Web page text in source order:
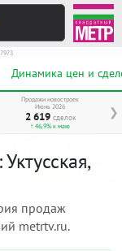
Динамика цен и
❯
Продажи новостроек
Июнь 2026
2 619 сделок
↑ 46,9% к маю
продаж
metrtv.ru.